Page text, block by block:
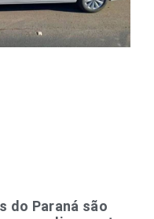
do Paraná são